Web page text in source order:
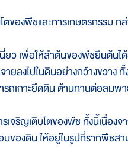
องพืชและการเกษตรกรรม ก
เพื่อให้ลำต้นของพืชยืนต้นไ
ยลงไปในดินอย่างกว้างขวาง
รถเกาะยึดดิน ต้านทานต่อลม
ริญเติบโตของพืช ทั้งนี้เนื่อง
องดิน ให้อยู่ในรูปที่รากพืชสา